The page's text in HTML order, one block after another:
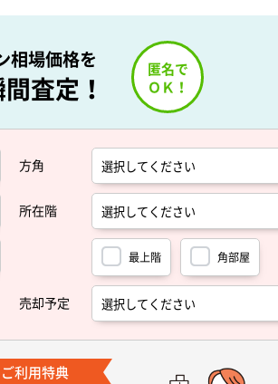
相場価格を
査定！
方角
所在階
最上階 角部屋
売却予定
ご利用特典